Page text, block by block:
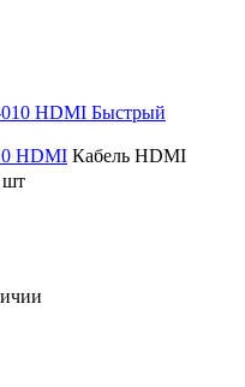
Быстрый
HDMI Кабель HDMI
шт